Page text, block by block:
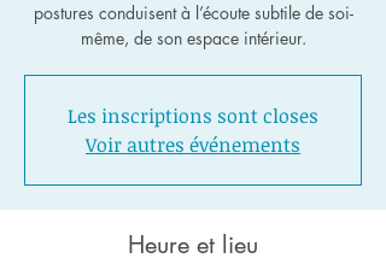
postures conduisent à l’écoute subtile de soi-
même, de son espace intérieur.
Les inscriptions sont closes
Voir autres événements
Heure et lieu